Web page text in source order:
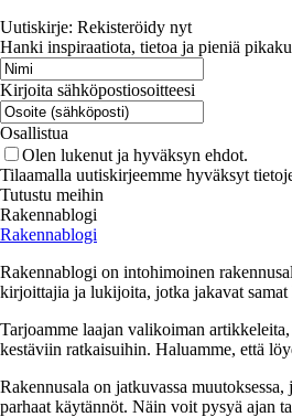
Uutiskirje: Rekisteröidy nyt
Hanki inspiraatiota, tietoa ja pieniä
Kirjoita sähköpostiosoitteesi
Osallistua
Olen lukenut ja hyväksyn ehdot.
Tilaamalla uutiskirjeemme hyväksyt
Tutustu meihin
Rakennablogi
Rakennablogi
Rakennablogi on intohimoinen
kirjoittajia ja lukijoita, jotka jakavat
Tarjoamme laajan valikoiman
kestäviin ratkaisuihin. Haluamme, että
Rakennusala on jatkuvassa
parhaat käytännöt. Näin voit pysyä ajan